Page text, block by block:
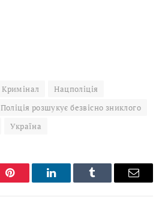
Кримінал
Нацполіція
Поліція розшукує безвісно зниклого
Україна
Pinterest LinkedInTumblr Email